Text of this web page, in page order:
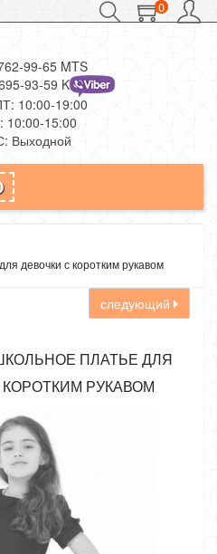
0
99-65 MTS
93-59 Kievstar
10:00-19:00
10:00-15:00
Выходной
девочки с коротким рукавом
следующий
ПЛАТЬЕ ДЛЯ
РУКАВОМ